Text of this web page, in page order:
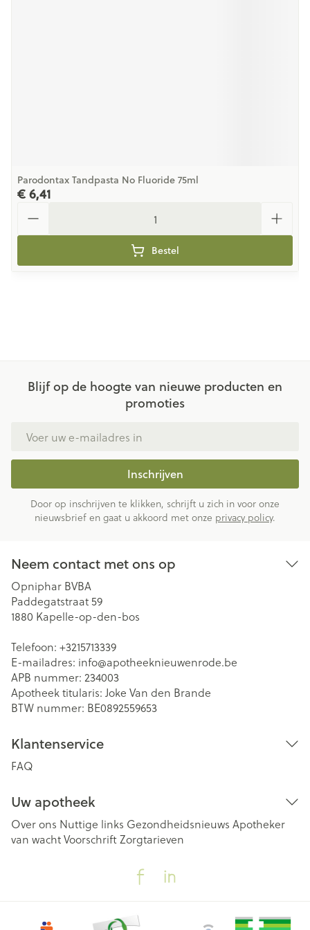
Parodontax Tandpasta No Fluoride 75ml
€ 6,41
Bestel
Blijf op de hoogte van nieuwe producten en
promoties
Inschrijven
Door op inschrijven te klikken, schrijft u zich in voor onze
nieuwsbrief en gaat u akkoord met onze privacy policy.
Neem contact met ons op
Opniphar BVBA
Paddegatstraat 59
1880 Kapelle-op-den-bos
Telefoon: +3215713339
E-mailadres: info@apotheeknieuwenrode.be
APB nummer: 234003
Apotheek titularis: Joke Van den Brande
BTW nummer: BE0892559653
Klantenservice
FAQ
Uw apotheek
Over ons Nuttige links Gezondheidsnieuws Apotheker
van wachtVoorschriftZorgtarieven